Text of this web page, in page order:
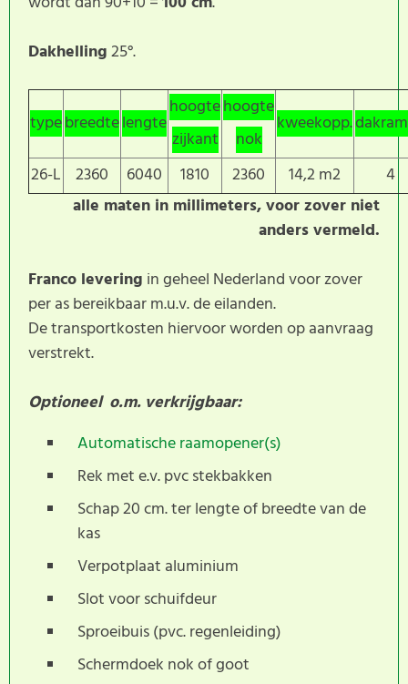
Dakhelling25°.
typebreedtelengte
hoogte
zijkant
hoogte
nok
kweekopp.
26-L 2360 6040 1810 2360 14,2 m2
4
alle maten in millimeters, voor zover niet
anders vermeld.
Franco levering in geheel Nederland voor zover
per as bereikbaar m.u.v. de eilanden.
De transportkosten hiervoor worden op aanvraag
verstrekt.
Optioneel o.m. verkrijgbaar:
Automatische raamopener(s)
Rek met e.v. pvc stekbakken
Schap 20 cm. ter lengte of breedte van de
kas
Verpotplaat aluminium
Slot voor schuifdeur
Sproeibuis (pvc. regenleiding)
Schermdoek nok of goot